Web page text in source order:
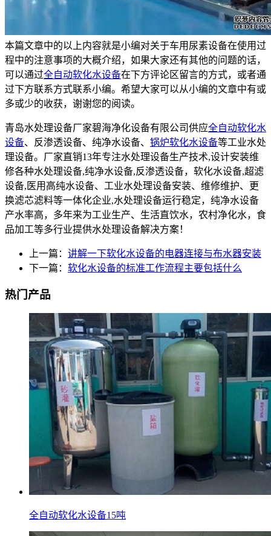
本篇文章中的以上内容就是小编对关于车用尿素设备在使用过
程中的注意事项的大概介绍，如果大家还有其他的问题的话，
可以通过全自动软化水设备在下方评论区留言的方式，或者通
过下方联系方式联系小编。希望大家可以从小编的文章中有或
多或少的收获，谢谢您的阅读。
青岛水处理设备厂家碧海净化设备有限公司供应全自动软化水
设备、反渗透设备、纯净水设备、 锅炉软化水设备等工业水处
理设备。厂家直销13年专注水处理设备生产技术,设计安装维
修各种水处理设备,纯净水设备,反渗透设备，软化水设备,超滤
设备,医用高纯水设备、工业水处理设备安装、维修维护、更
换滤芯滤料等一体化企业,水处理设备运行稳定，纯净水设备
产水率高，多年来为工业生产、生活直饮水，农村净化水，食
品加工等多行业提供水处理设备解决方案！
上一篇： 讲解一下软化水设备的电器连接与布水器安装
下一篇： 软化水设备的标准工作流程主要包括什么
热门产品
全自动软化水设备15吨